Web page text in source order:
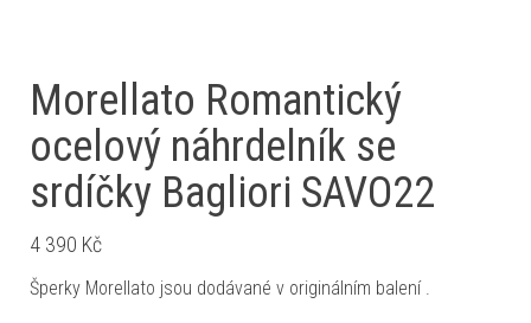
Morellato Romantický
ocelový náhrdelník se
srdíčky Bagliori SAVO22
4 390 Kč
Šperky Morellato jsou dodávané v originálním balení .